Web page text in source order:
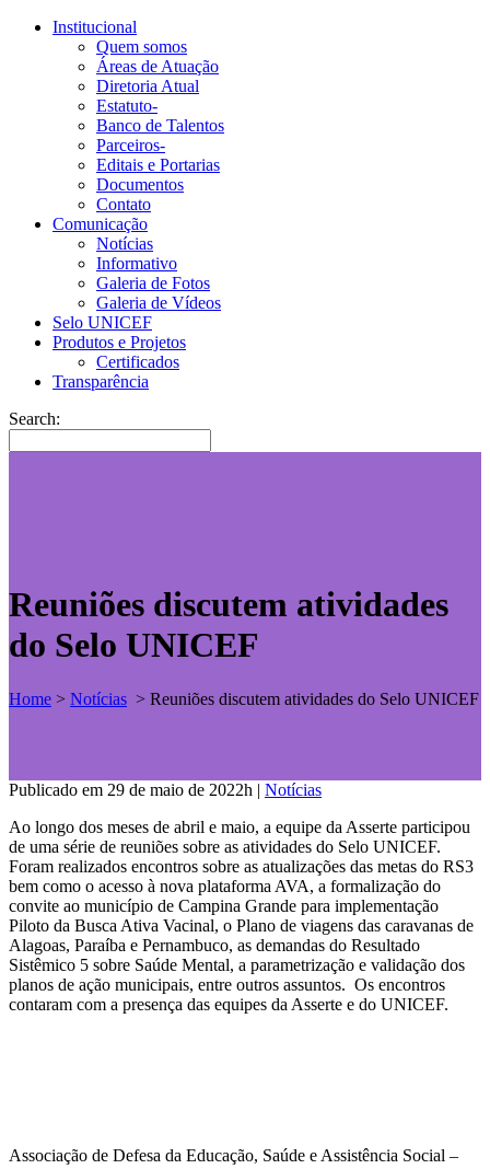
Institucional
Quem somos
Áreas de Atuação
Diretoria Atual
Estatuto-
Banco de Talentos
Parceiros-
Editais e Portarias
Documentos
Contato
Comunicação
Notícias
Informativo
Galeria de Fotos
Galeria de Vídeos
Selo UNICEF
Produtos e Projetos
Certificados
Transparência
Search:
Reuniões discutem atividades
do Selo UNICEF
Home > Notícias > Reuniões discutem atividades do Selo UNICEF
Publicado em 29 de maio de 2022h | Notícias
Ao longo dos meses de abril e maio, a equipe da Asserte participou
de uma série de reuniões sobre as atividades do Selo UNICEF.
Foram realizados encontros sobre as atualizações das metas do RS3
bem como o acesso à nova plataforma AVA, a formalização do
convite ao município de Campina Grande para implementação
Piloto da Busca Ativa Vacinal, o Plano de viagens das caravanas de
Alagoas, Paraíba e Pernambuco, as demandas do Resultado
Sistêmico 5 sobre Saúde Mental, a parametrização e validação dos
planos de ação municipais, entre outros assuntos. Os encontros
contaram com a presença das equipes da Asserte e do UNICEF.
Associação de Defesa da Educação, Saúde e Assistência Social –